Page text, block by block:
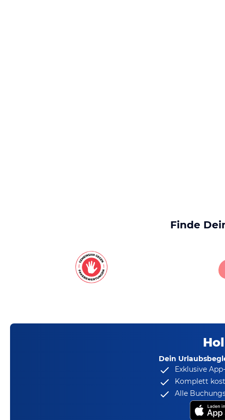
Finde
Dein
Exklusive
Komplett
Alle